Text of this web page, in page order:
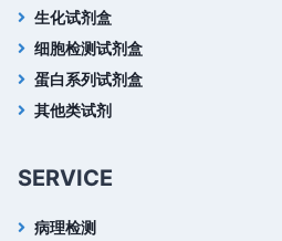
生化试剂盒
细胞检测试剂盒
蛋白系列试剂盒
其他类试剂
SERVICE
病理检测